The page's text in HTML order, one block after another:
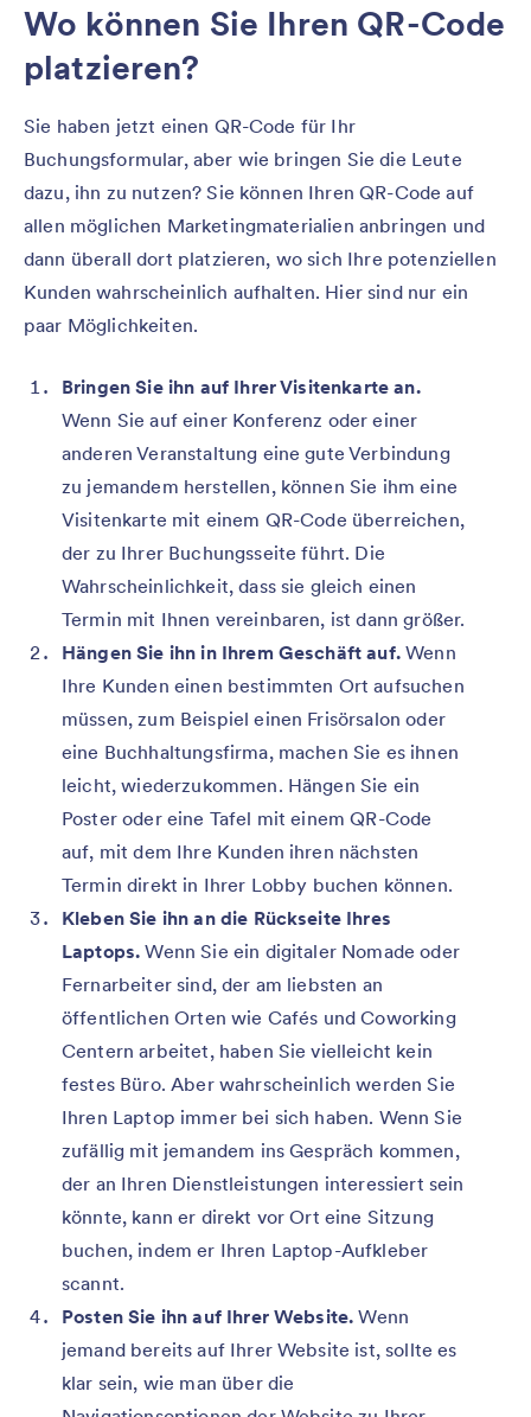
Wo können Sie Ihren QR-Code
platzieren?
Sie haben jetzt einen QR-Code für Ihr
Buchungsformular, aber wie bringen Sie die Leute
dazu, ihn zu nutzen? Sie können Ihren QR-Code auf
allen möglichen Marketingmaterialien anbringen und
dann überall dort platzieren, wo sich Ihre potenziellen
Kunden wahrscheinlich aufhalten. Hier sind nur ein
paar Möglichkeiten.
Bringen Sie ihn auf Ihrer Visitenkarte an.
Wenn Sie auf einer Konferenz oder einer
anderen Veranstaltung eine gute Verbindung
zu jemandem herstellen, können Sie ihm eine
Visitenkarte mit einem QR-Code überreichen,
der zu Ihrer Buchungsseite führt. Die
Wahrscheinlichkeit, dass sie gleich einen
Termin mit Ihnen vereinbaren, ist dann größer.
Hängen Sie ihn in Ihrem Geschäft auf.Wenn
Ihre Kunden einen bestimmten Ort aufsuchen
müssen, zum Beispiel einen Frisörsalon oder
eine Buchhaltungsfirma, machen Sie es ihnen
leicht, wiederzukommen. Hängen Sie ein
Poster oder eine Tafel mit einem QR-Code
auf, mit dem Ihre Kunden ihren nächsten
Termin direkt in Ihrer Lobby buchen können.
Kleben Sie ihn an die Rückseite Ihres
Laptops.Wenn Sie ein digitaler Nomade oder
Fernarbeiter sind, der am liebsten an
öffentlichen Orten wie Cafés und Coworking
Centern arbeitet, haben Sie vielleicht kein
festes Büro. Aber wahrscheinlich werden Sie
Ihren Laptop immer bei sich haben. Wenn Sie
zufällig mit jemandem ins Gespräch kommen,
der an Ihren Dienstleistungen interessiert sein
könnte, kann er direkt vor Ort eine Sitzung
buchen, indem er Ihren Laptop-Aufkleber
scannt.
Posten Sie ihn auf Ihrer Website.Wenn
jemand bereits auf Ihrer Website ist, sollte es
klar sein, wie man über die